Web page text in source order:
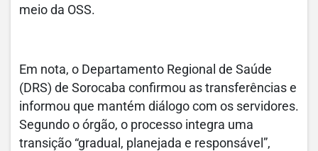
meio da OSS.
Em nota, o Departamento Regional de Saúde
(DRS) de Sorocaba confirmou as transferências e
informou que mantém diálogo com os servidores.
Segundo o órgão, o processo integra uma
transição “gradual, planejada e responsável”,